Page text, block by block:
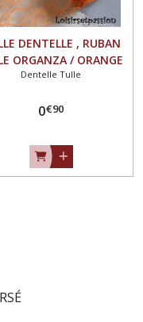
DENTELLE , RUBAN
ORGANZA / ORANGE
15 cm ** Vendu au
décoration - TD01
Dentelle Tulle
0€90